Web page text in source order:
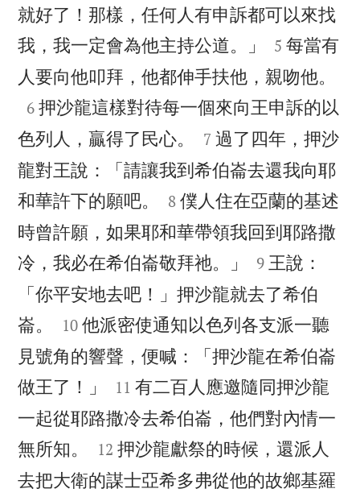
就好了！那樣，任何人有申訴都可以來找
我，我一定會為他主持公道。」


5 每當有
人要向他叩拜，他都伸手扶他，親吻他。

6 押沙龍這樣對待每一個來向王申訴的以
色列人，贏得了民心。


7 過了四年，押沙
龍對王說：「請讓我到希伯崙去還我向耶
和華許下的願吧。


8 僕人住在亞蘭的基述
時曾許願，如果耶和華帶領我回到耶路撒
冷，我必在希伯崙敬拜祂。」


9 王說：
「你平安地去吧！」押沙龍就去了希伯
崙。


10 他派密使通知以色列各支派一聽
見號角的響聲，便喊：「押沙龍在希伯崙
做王了！」


11 有二百人應邀隨同押沙龍
一起從耶路撒冷去希伯崙，他們對內情一
無所知。


12 押沙龍獻祭的時候，還派人
去把大衛的謀士亞希多弗從他的故鄉基羅